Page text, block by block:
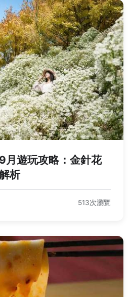
月遊玩攻略：金針花
析
513次瀏覽